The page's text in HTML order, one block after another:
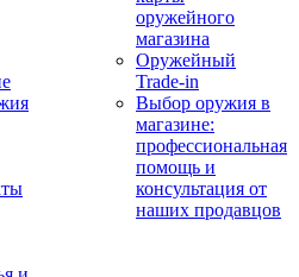
оружейного
магазина
Оружейный
Trade-in
Выбор оружия в
магазине:
профессиональная
помощь и
консультация от
наших продавцов